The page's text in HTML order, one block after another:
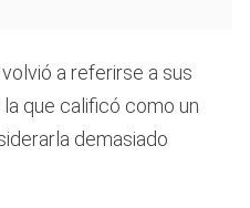
a referirse a sus
que calificó como un
demasiado